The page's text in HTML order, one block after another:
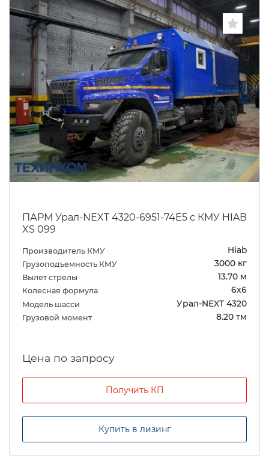
ПАРМ Урал-NEXT 4320-6951-74Е5 с КМУ HIAB
XS 099
Производитель КМУ Hiab
Грузоподъемность КМУ 3000 кг
Вылет стрелы 13.70 м
Колесная формула 6х6
Модель шасси Урал-NEXT 4320
Грузовой момент 8.20 тм
Цена по запросу
Получить КП
Купить в лизинг